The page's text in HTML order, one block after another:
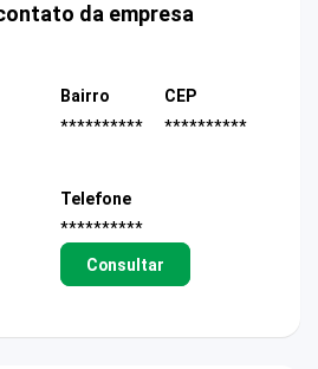
da empresa
Bairro
**********
CEP
**********
Telefone
**********
Consultar